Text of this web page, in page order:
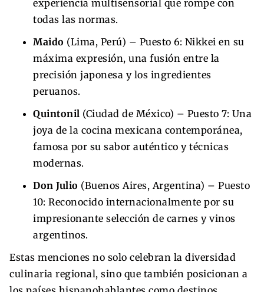
experiencia multisensorial que rompe con
todas las normas.
Maido (Lima, Perú) – Puesto 6: Nikkei en su
máxima expresión, una fusión entre la
precisión japonesa y los ingredientes
peruanos.
Quintonil (Ciudad de México) – Puesto 7: Una
joya de la cocina mexicana contemporánea,
famosa por su sabor auténtico y técnicas
modernas.
Don Julio (Buenos Aires, Argentina) – Puesto
10: Reconocido internacionalmente por su
impresionante selección de carnes y vinos
argentinos.
Estas menciones no solo celebran la diversidad
culinaria regional, sino que también posicionan a